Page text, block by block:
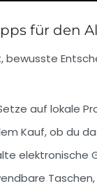
für den
auf lokale
Kauf, ob du
elektronische
Taschen